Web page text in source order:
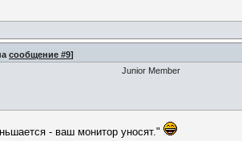
сообщение #9]
Junior Member
- ваш монитор уносят."